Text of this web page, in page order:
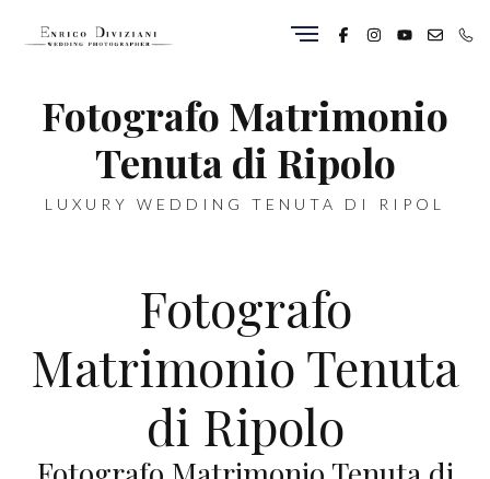
Fotografo Matrimonio
Tenuta di Ripolo
LUXURY WEDDING TENUTA DI RIPOL
Fotografo
Matrimonio Tenuta
di Ripolo